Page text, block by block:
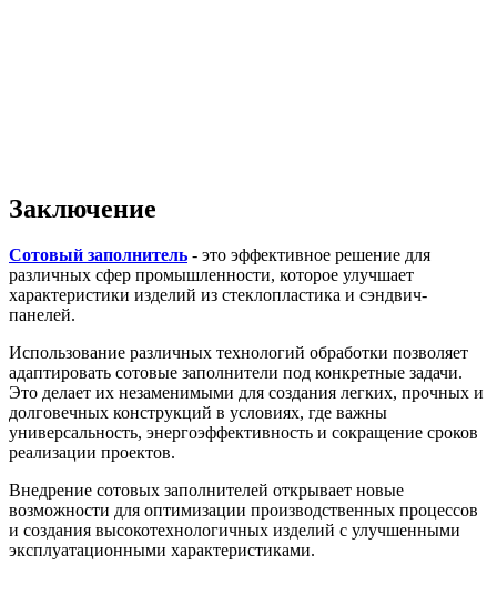
Заключение
Сотовый заполнитель - это эффективное решение для
различных сфер промышленности, которое улучшает
характеристики изделий из стеклопластика и сэндвич-
панелей.
Использование различных технологий обработки позволяет
адаптировать сотовые заполнители под конкретные задачи.
Это делает их незаменимыми для создания легких, прочных и
долговечных конструкций в условиях, где важны
универсальность, энергоэффективность и сокращение сроков
реализации проектов.
Внедрение сотовых заполнителей открывает новые
возможности для оптимизации производственных процессов
и создания высокотехнологичных изделий с улучшенными
эксплуатационными характеристиками.